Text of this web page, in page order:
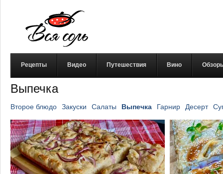
Рецепты Видео Путешествия Вино
Выпечка
Второе блюдо Закуски Салаты Выпечка Гарнир Десерт